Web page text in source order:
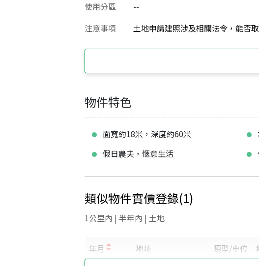
使用分區
--
注意事項
土地申請建照涉及相關法令，能否
物件特色
面寬約18米，深度約60米
假日農夫，愜意生活
類似物件實價登錄(1)
1公里內 | 半年內 | 土地